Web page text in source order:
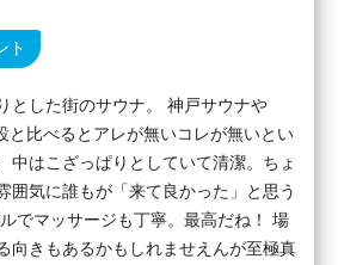
ト
とした街のサウナ。 神戸サウナや
と比べるとアレが無いコレが無いとい
中はこざっぱりとしていて清潔。ちょ
囲気に誰もが「来て良かった」と思う
でマッサージも丁寧。最高だね！ 場
向きもあるかもしれませえんが至極真